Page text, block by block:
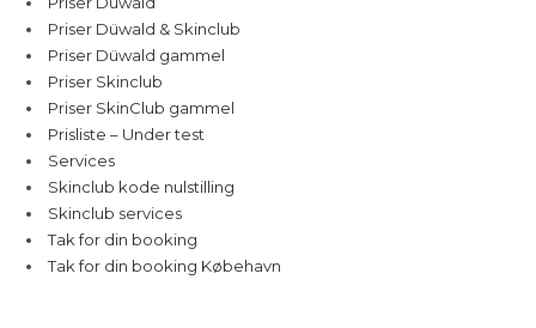
Priser Düwald & Skinclub
Priser Düwald gammel
Priser Skinclub
Priser SkinClub gammel
Prisliste – Under test
Services
Skinclub kode nulstilling
Skinclub services
Tak for din booking
Tak for din booking Købehavn